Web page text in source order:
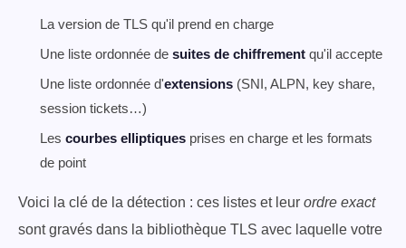
La version de TLS qu'il prend en charge
Une liste ordonnée de suites de chiffrement qu'il accepte
Une liste ordonnée d'extensions (SNI, ALPN, key share,
session tickets…)
Les courbes elliptiques prises en charge et les formats
de point
Voici la clé de la détection : ces listes et leur ordre exact
sont gravés dans la bibliothèque TLS avec laquelle votre